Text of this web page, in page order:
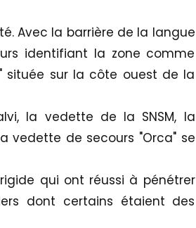
Avec la barrière de la langue
identifiant la zone comme
située sur la côte ouest de la
la vedette de la SNSM, la
vedette de secours "Orca" se
qui ont réussi à pénétrer
dont certains étaient des